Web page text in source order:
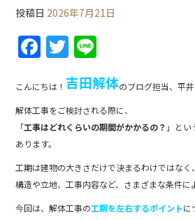
投稿日 2026年7月21日
F
a
c
e
b
o
o
k
T
w
itt
er
n
e
こんにちは！ 吉田解体のブログ担当、平
解体工事をご検討される際に、
「工事はどれくらいの期間がかかるの？ 」と
あります。
工期は建物の大きさだけで決まるわけではなく、
構造や立地、工事内容など、さまざまな条件に
今回は、解体工事の工期を左右するポイントに